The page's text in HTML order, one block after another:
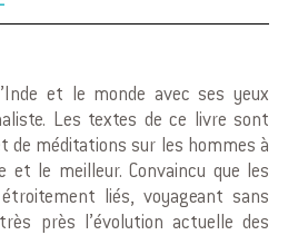
et le monde avec ses yeux
Les textes de ce livre sont
de méditations sur les hommes à
et le meilleur. Convaincu que les
liés, voyageant sans
près l’évolution actuelle des